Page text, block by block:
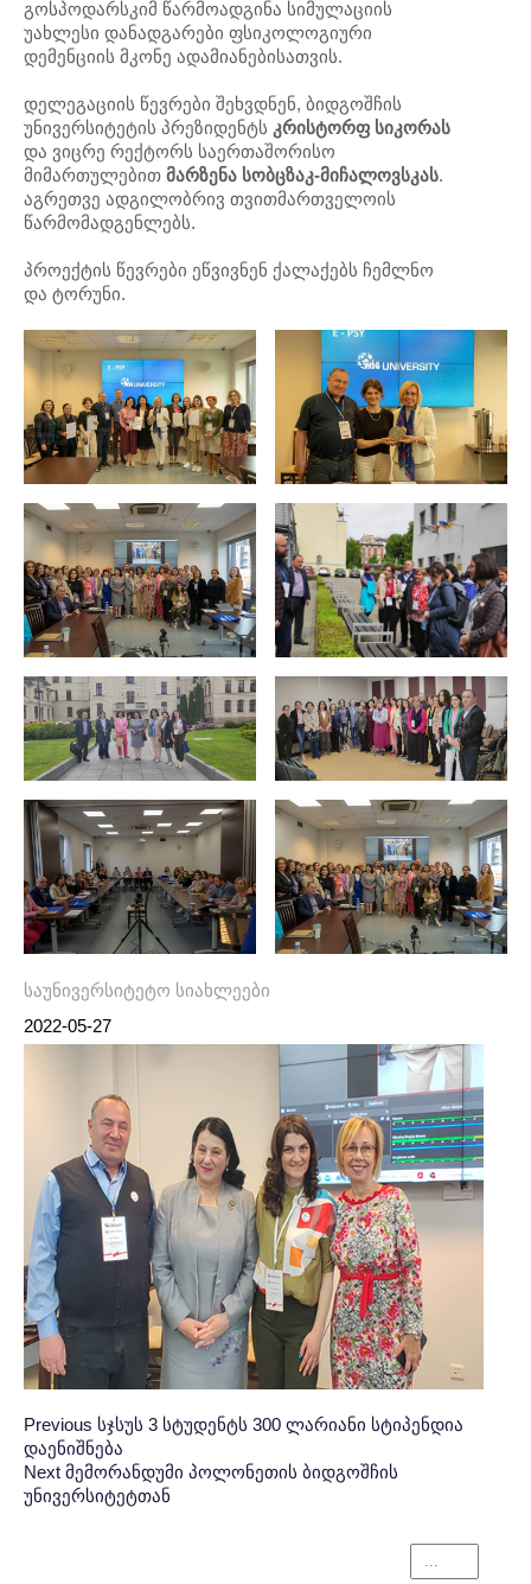
გოსპოდარსკიმ წარმოადგინა სიმულაციის
უახლესი დანადგარები ფსიკოლოგიური
დემენციის მკონე ადამიანებისათვის.
დელეგაციის წევრები შეხვდნენ, ბიდგოშჩის
უნივერსიტეტის პრეზიდენტს კრისტორფ სიკორას
და ვიცრე რექტორს საერთაშორისო
მიმართულებით მარზენა სობცზაკ-მიჩალოვსკას.
აგრეთვე ადგილობრივ თვითმართველოის
წარმომადგენლებს.
პროექტის წევრები ეწვივნენ ქალაქებს ჩემლნო
და ტორუნი.
საუნივერსიტეტო სიახლეები
2022-05-27
Post
navigation
პოსტის
ნავიგაცია
Previous Previous
Post:
სჯსუს 3 სტუდენტს 300 ლარიანი სტიპენდია
დაენიშნება
Next Next
Post:
მემორანდუმი პოლონეთის ბიდგოშჩის
უნივერსიტეტთან